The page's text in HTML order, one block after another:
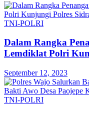
TNI-POLRI
Dalam Rangka
Lemdiklat Polri
September 12, 2023
TNI-POLRI